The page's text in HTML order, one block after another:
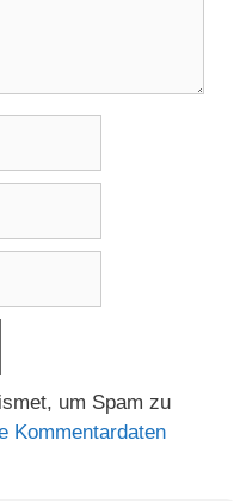
um Spam zu
Kommentardaten